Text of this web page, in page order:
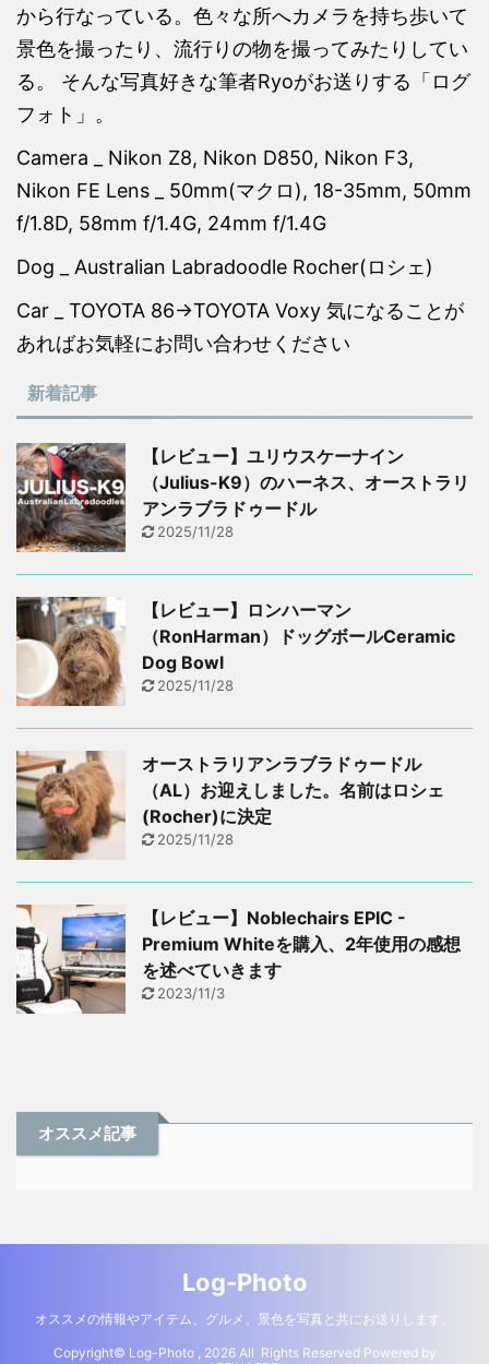
から行なっている。色々な所へカメラを持ち歩いて
景色を撮ったり、流行りの物を撮ってみたりしてい
る。 そんな写真好きな筆者Ryoがお送りする「ログ
フォト」。
Camera _ Nikon Z8, Nikon D850, Nikon F3,
Nikon FE Lens _ 50mm(マクロ), 18-35mm, 50mm
f/1.8D, 58mm f/1.4G, 24mm f/1.4G
Dog _ Australian Labradoodle Rocher(ロシェ)
Car _ TOYOTA 86→TOYOTA Voxy 気になることが
あればお気軽にお問い合わせください
新着記事
【レビュー】ユリウスケーナイン
（Julius-K9）のハーネス、オーストラリ
アンラブラドゥードル
2025/11/28
【レビュー】ロンハーマン
（RonHarman）ドッグボールCeramic
Dog Bowl
2025/11/28
オーストラリアンラブラドゥードル
（AL）お迎えしました。名前はロシェ
(Rocher)に決定
2025/11/28
【レビュー】Noblechairs EPIC -
Premium Whiteを購入、2年使用の感想
を述べていきます
2023/11/3
オススメ記事
Log-Photo
オススメの情報やアイテム、グルメ、景色を写真と共にお送りします。
Copyright© Log-Photo , 2026 All Rights Reserved Powered by